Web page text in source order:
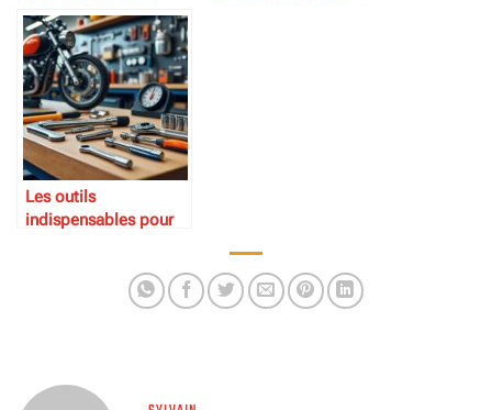
protection
Les outils
indispensables pour